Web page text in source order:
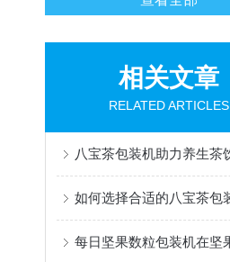
相关文章
RELATED ARTICLES